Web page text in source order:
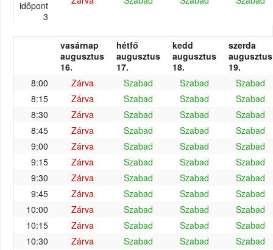
időpont
3
vasárnap
augusztus
16.
hétfő
augusztus
17.
kedd
augusztus
18.
szerda
augusztus
19.
8:00
Zárva Szabad Szabad
Szabad
8:15
Zárva Szabad Szabad
Szabad
8:30
Zárva Szabad Szabad
Szabad
8:45
Zárva Szabad Szabad
Szabad
9:00
Zárva Szabad Szabad
Szabad
9:15
Zárva Szabad Szabad
Szabad
9:30
Zárva Szabad Szabad
Szabad
9:45
Zárva Szabad Szabad
Szabad
10:00
Zárva Szabad Szabad
Szabad
10:15
Zárva Szabad Szabad
Szabad
10:30
Zárva Szabad Szabad
Szabad